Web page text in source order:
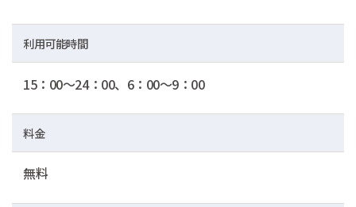
利用可能時間
15：00～24：00、6：00～9：00
料金
無料